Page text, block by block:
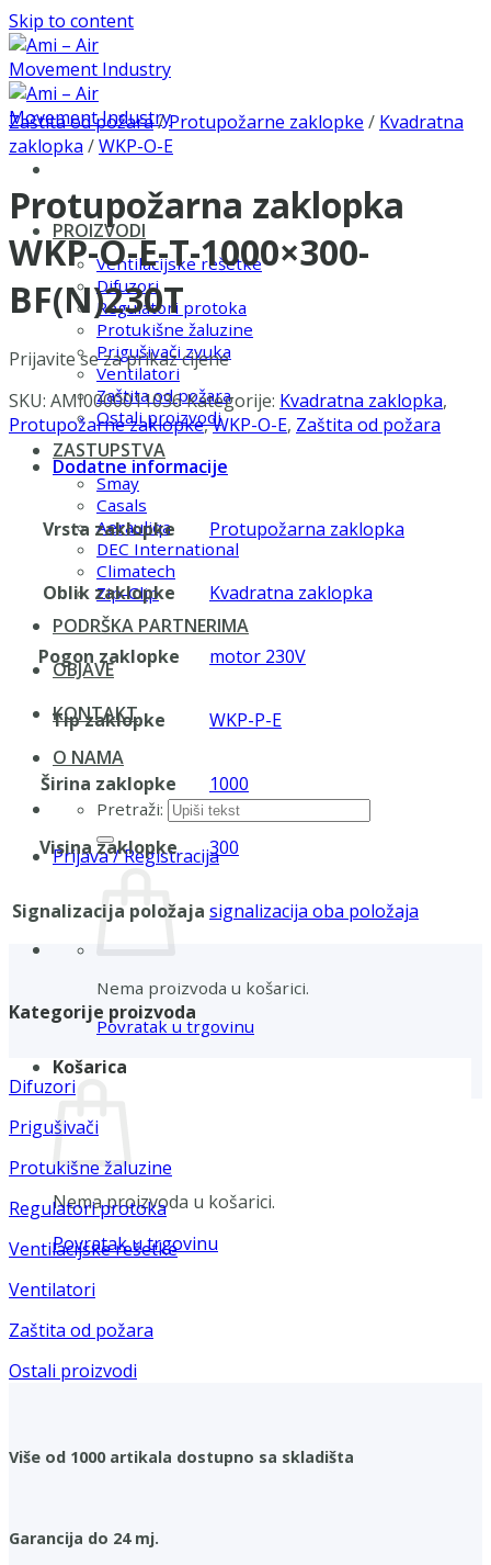
Skip to content
PROIZVODI
Ventilacijske rešetke
Difuzori
Regulatori protoka
Protukišne žaluzine
Prigušivači zvuka
Ventilatori
Zaštita od požara
Ostali proizvodi
ZASTUPSTVA
Smay
Casals
Aerauliqa
DEC International
Climatech
Zip-Clip
PODRŠKA PARTNERIMA
OBJAVE
KONTAKT
O NAMA
Pretraži:
Prijava / Registracija
Nema proizvoda u košarici.
Povratak u trgovinu
Košarica
Nema proizvoda u košarici.
Povratak u trgovinu
Zaštita od požara/Protupožarne zaklopke / Kvadratna
zaklopka /WKP-O-E
Protupožarna zaklopka
WKP-O-E-T-1000×300-
BF(N)230T
Prijavite se za prikaz cijene
SKU: AMI0000011036Kategorije: Kvadratna zaklopka,
Protupožarne zaklopke,WKP-O-E, Zaštita od požara
Dodatne informacije
Vrsta zaklopke Protupožarna zaklopka
Oblik zaklopke Kvadratna zaklopka
Pogon zaklopke motor 230V
Tip zaklopke WKP-P-E
Širina zaklopke 1000
Visina zaklopke 300
Signalizacija položaja signalizacija oba položaja
Kategorije proizvoda
Difuzori
Prigušivači
Protukišne žaluzine
Regulatori protoka
Ventilacijske rešetke
Ventilatori
Zaštita od požara
Ostali proizvodi
Više od 1000 artikala dostupno sa skladišta
Garancija do 24 mj.